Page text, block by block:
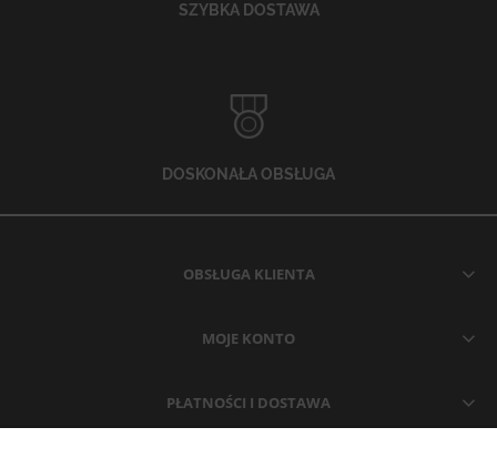
SZYBKA DOSTAWA
DOSKONAŁA OBSŁUGA
OBSŁUGA KLIENTA
MOJE KONTO
PŁATNOŚCI I DOSTAWA